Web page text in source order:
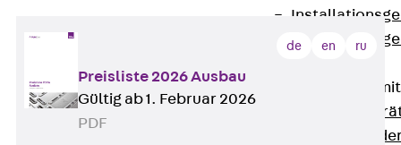
Gerätebecher
de en ru
Preisliste 2026 Ausbau
Gültig ab 1. Februar 2026
PDF